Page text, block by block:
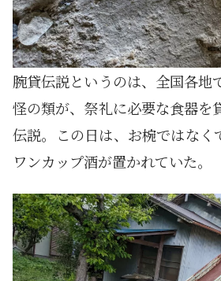
腕貸伝説というのは、全国各地
怪の類が、祭礼に必要な食器を
伝説。この日は、お椀ではなく
ワンカップ酒が置かれていた。